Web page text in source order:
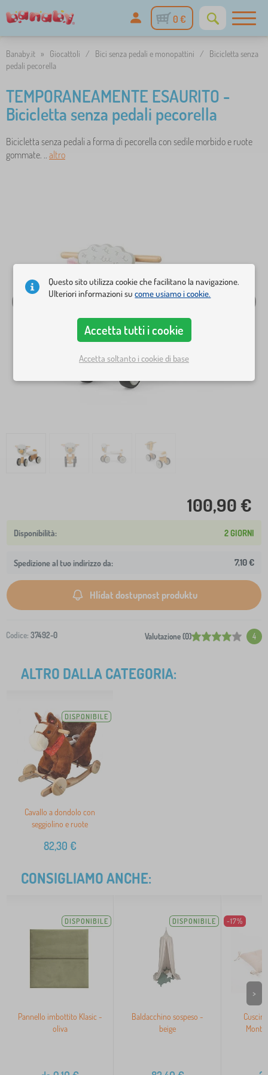
0 €
Banaby.it » Giocattoli / Bici senza pedali e monopattini /
Bicicletta senza
pedali pecorella
TEMPORANEAMENTE ESAURITO -
Bicicletta senza pedali pecorella
Bicicletta senza pedali a forma di pecorella con sedile morbido e ruote
gommate. .. altro
100,90 €
2 GIORNI
Spedizione al tuo indirizzo da: 7,10 €
Hlídat dostupnost produktu
Codice: 37492-0 Valutazione (0) 4
ALTRO DALLA CATEGORIA:
DISPONIBILE
Cavallo a dondolo con
seggiolino e ruote
82,30 €
CONSIGLIAMO ANCHE:
DISPONIBILE
Pannello imbottito Klasic -
oliva
DISPONIBILE
Baldacchino sospeso -
beige
-17%
>
Questo sito utilizza cookie che facilitano la navigazione.
Ulteriori informazioni sucome usiamo i cookie.
Accetta tutti i cookie
Accetta soltanto i cookie di base